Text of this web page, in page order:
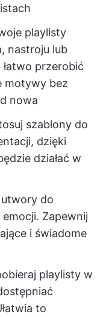
playlisty
nastroju lub
przerobić
motywy bez
nowa
szablony do
dzięki
działać w
do
Zapewnij
i świadome
playlisty w
to